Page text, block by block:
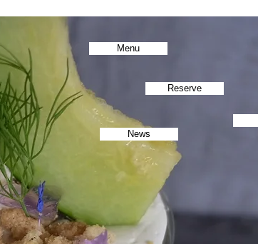
Menu
Reserve
News